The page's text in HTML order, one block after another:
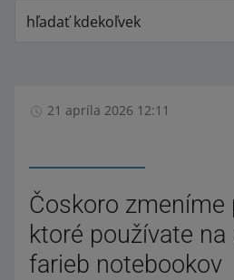
hľadať kdekoľvek
21 apríla 2026 12:11
Čoskoro zmeníme
ktoré používate na
farieb notebookov